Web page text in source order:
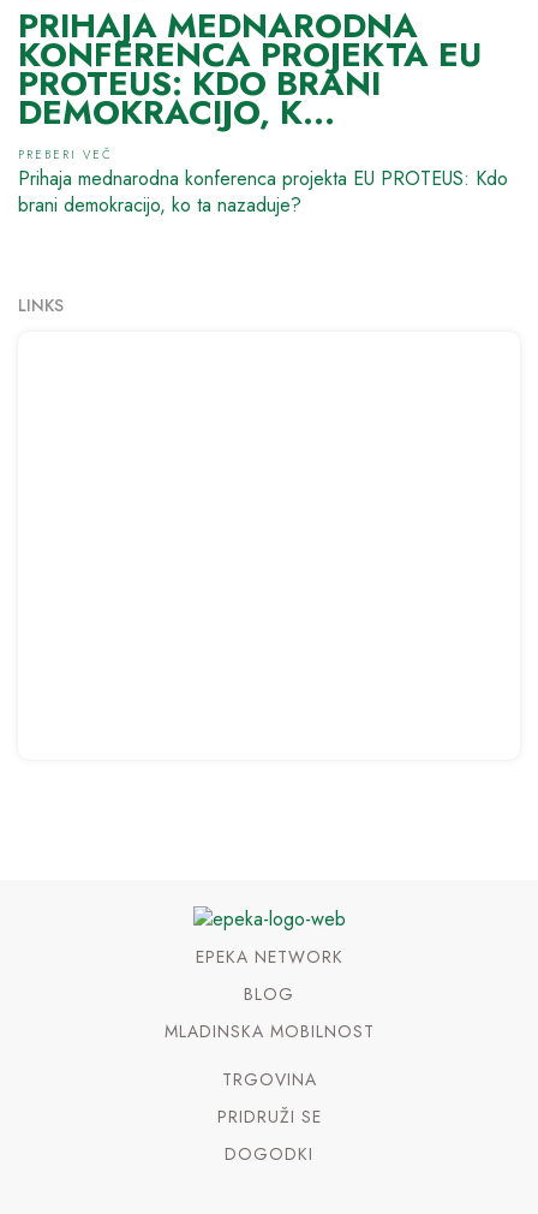
PRIHAJA MEDNARODNA
KONFERENCA PROJEKTA EU
PROTEUS: KDO BRANI
DEMOKRACIJO, K...
PREBERI VEČ
Prihaja mednarodna konferenca projekta EU PROTEUS: Kdo
brani demokracijo, ko ta nazaduje?
LINKS
EPEKA NETWORK
BLOG
MLADINSKA MOBILNOST
TRGOVINA
PRIDRUŽI SE
DOGODKI